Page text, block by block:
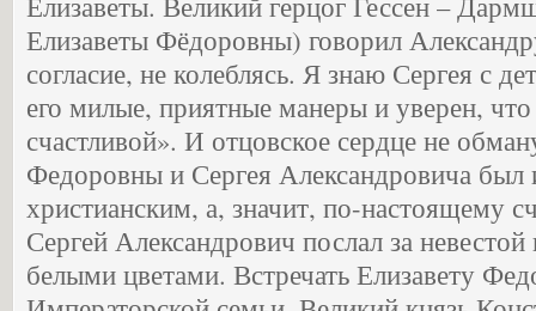
Елизаветы Фёдоровны) говорил
согласие, не колеблясь. Я знаю Сергея с
его милые, приятные манеры и уверен,
счастливой». И отцовское сердце не
Федоровны и Сергея Александровича был
христианским, а, значит, по-настоящему
Сергей Александрович послал за
белыми цветами. Встречать Елизавету